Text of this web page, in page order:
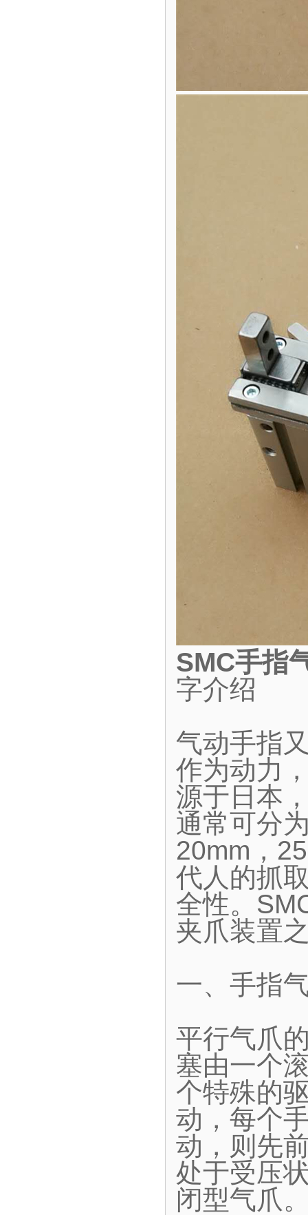
SMC手指
字介绍
气动手指
作为动力
源于日本
通常可分
20mm，
代人的抓
全性。
夹爪装置
一、手指
平行气爪
塞由一个
个特殊的
动，每个
动，则先
处于受压
闭型气爪